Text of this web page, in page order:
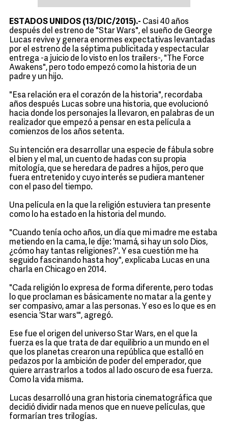
ESTADOS UNIDOS (13/DIC/2015).- Casi 40 años
después del estreno de "Star Wars", el sueño de George
Lucas revive y genera enormes expectativas levantadas
por el estreno de la séptima publicitada y espectacular
entrega -a juicio de lo visto en los trailers-, "The Force
Awakens", pero todo empezó como la historia de un
padre y un hijo.
"Esa relación era el corazón de la historia", recordaba
años después Lucas sobre una historia, que evolucionó
hacia donde los personajes la llevaron, en palabras de un
realizador que empezó a pensar en esta película a
comienzos de los años setenta.
Su intención era desarrollar una especie de fábula sobre
el bien y el mal, un cuento de hadas con su propia
mitología, que se heredara de padres a hijos, pero que
fuera entretenido y cuyo interés se pudiera mantener
con el paso del tiempo.
Una película en la que la religión estuviera tan presente
como lo ha estado en la historia del mundo.
"Cuando tenía ocho años, un día que mi madre me estaba
metiendo en la cama, le dije: 'mamá, si hay un solo Dios,
¿cómo hay tantas religiones?'. Y esa cuestión me ha
seguido fascinando hasta hoy", explicaba Lucas en una
charla en Chicago en 2014.
"Cada religión lo expresa de forma diferente, pero todas
lo que proclaman es básicamente no matar a la gente y
ser compasivo, amar a las personas. Y eso es lo que es en
esencia 'Star wars'", agregó.
Ese fue el origen del universo Star Wars, en el que la
fuerza es la que trata de dar equilibrio a un mundo en el
que los planetas crearon una república que estalló en
pedazos por la ambición de poder del emperador, que
quiere arrastrarlos a todos al lado oscuro de esa fuerza.
Como la vida misma.
Lucas desarrolló una gran historia cinematográfica que
decidió dividir nada menos que en nueve películas, que
formarían tres trilogías.